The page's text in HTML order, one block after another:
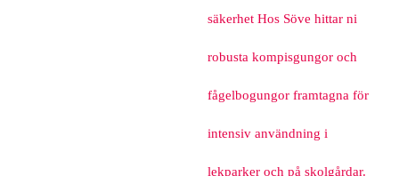
säkerhet Hos Söve hittar ni
robusta kompisgungor och
fågelbogungor framtagna för
intensiv användning i
lekparker och på skolgårdar.